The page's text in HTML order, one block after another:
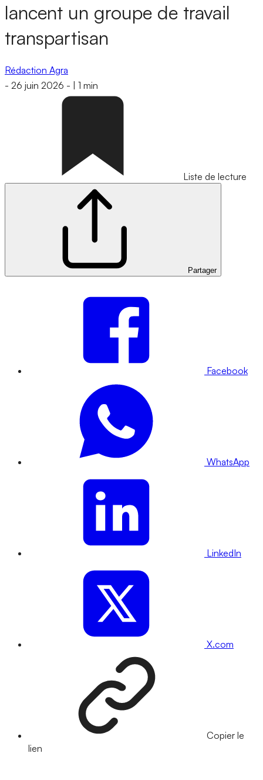
lancent un groupe de travail
transpartisan
Rédaction Agra
- 26 juin 2026 - 1 min
Liste de lecture
Partager
Facebook
WhatsApp
LinkedIn
X.com
Copier le
lien